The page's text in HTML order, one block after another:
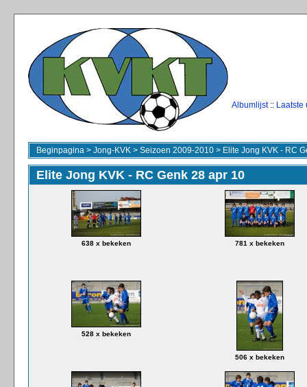
Albumlijst:: Laatste
Beginpagina > Jong-KVK > Seizoen 2009-2010 > Elite Jong KVK - RC
Elite Jong KVK - RC Genk 28 apr 10
638 x bekeken 781 x bekeken
528 x bekeken
506 x bekeken